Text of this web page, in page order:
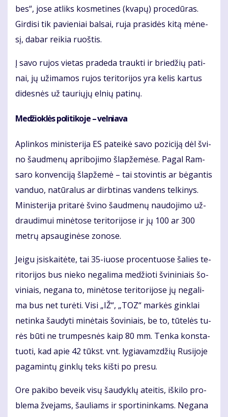
bes“, jo­se at­liks kos­me­ti­nes (kva­pų) pro­ce­dū­ras.
Gir­di­si tik pa­vie­niai bal­sai, ru­ja pra­si­dės ki­tą mė­ne­
sį, da­bar rei­kia ruoš­tis.
Į sa­vo ru­jos vie­tas pra­de­da trauk­ti ir brie­džių pa­ti­
nai, jų už­ima­mos ru­jos te­ri­to­ri­jos yra ke­lis kar­tus
di­des­nės už tau­rių­jų el­nių pa­ti­nų.
Me­džiok­lės po­li­ti­ko­je – vel­nia­va
Ap­lin­kos mi­nis­te­ri­ja ES pa­tei­kė sa­vo po­zi­ci­ją dėl švi­
no šaud­me­nų ap­ri­bo­ji­mo šlap­že­mė­se. Pa­gal Ram­
sa­ro kon­ven­ci­ją šlap­že­mė – tai sto­vin­tis ar bė­gan­tis
van­duo, na­tū­ra­lus ar dirb­ti­nas van­dens tel­ki­nys.
Mi­nis­te­ri­ja pri­ta­rė švi­no šaud­me­nų nau­do­ji­mo už­
drau­di­mui mi­nė­to­se te­ri­to­ri­jo­se ir jų 100 ar 300
met­rų ap­sau­gi­nė­se zo­no­se.
Jei­gu įsi­skai­tė­te, tai 35-iuo­se pro­cen­tuo­se ša­lies te­
ri­to­ri­jos bus nie­ko ne­ga­li­ma me­džio­ti švi­ni­niais šo­
vi­niais, ne­ga­na to, mi­nė­to­se te­ri­to­ri­jo­se jų ne­ga­li­
ma bus net tu­rė­ti. Vi­si „IŽ“, „TOZ“ mar­kės gin­klai
ne­tin­ka šau­dy­ti mi­nė­tais šo­vi­niais, be to, tū­te­lės tu­
rės bū­ti ne trum­pes­nės kaip 80 mm. Ten­ka kon­sta­
tuo­ti, kad apie 42 tūkst. vnt. ly­gia­vamz­džių Ru­si­jo­je
pa­ga­min­tų gin­klų teks kiš­ti po pre­su.
Ore pa­ki­bo be­veik vi­sų šau­dyk­lų at­ei­tis, iš­ki­lo pro­
ble­ma žve­jams, šau­liams ir spor­ti­nin­kams. Ne­ga­na